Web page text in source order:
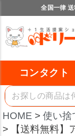
全国一律
コンタクト
HOME
使い捨
【送料無料